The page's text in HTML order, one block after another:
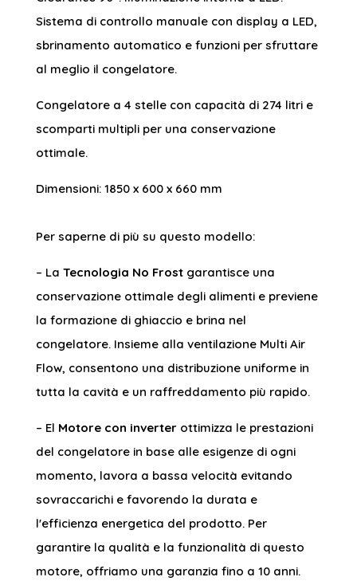
Sistema di controllo manuale con display a LED,
sbrinamento automatico e funzioni per sfruttare
al meglio il congelatore.
Congelatore a 4 stelle con capacità di 274 litri e
scomparti multipli per una conservazione
ottimale.
Dimensioni: 1850 x 600 x 660 mm
Per saperne di più su questo modello:
– La Tecnologia No Frostgarantisce una
conservazione ottimale degli alimenti e previene
la formazione di ghiaccio e brina nel
congelatore. Insieme alla ventilazione Multi Air
Flow, consentono una distribuzione uniforme in
tutta la cavità e un raffreddamento più rapido.
– El Motore con inverterottimizza le prestazioni
del congelatore in base alle esigenze di ogni
momento, lavora a bassa velocità evitando
sovraccarichi e favorendo la durata e
l'efficienza energetica del prodotto. Per
garantire la qualità e la funzionalità di questo
motore, offriamo una garanzia fino a 10 anni.